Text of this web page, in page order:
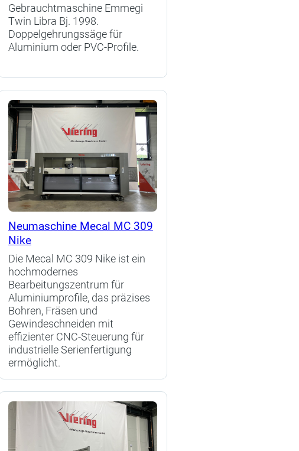
Gebrauchtmaschine Emmegi
Twin Libra Bj. 1998.
Doppelgehrungssäge für
Aluminium oder PVC-Profile.
Neumaschine Mecal MC 309
Nike
Die Mecal MC 309 Nike ist ein
hochmodernes
Bearbeitungszentrum für
Aluminiumprofile, das präzises
Bohren, Fräsen und
Gewindeschneiden mit
effizienter CNC-Steuerung für
industrielle Serienfertigung
ermöglicht.